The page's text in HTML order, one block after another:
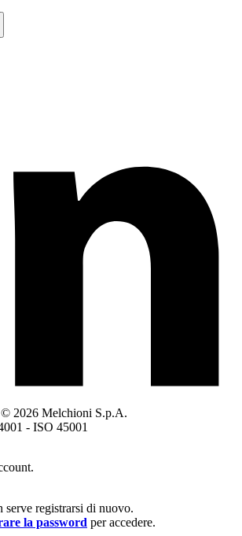
2026 Melchioni S.p.A.
serve registrarsi di nuovo.
la password per accedere.